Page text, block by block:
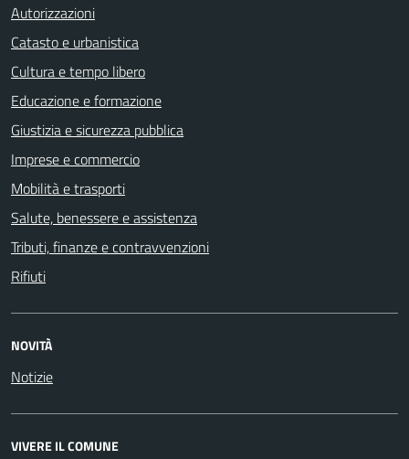
Autorizzazioni
Catasto e urbanistica
Cultura e tempo libero
Educazione e formazione
Giustizia e sicurezza pubblica
Imprese e commercio
Mobilità e trasporti
Salute, benessere e assistenza
Tributi, finanze e contravvenzioni
Rifiuti
NOVITÀ
Notizie
VIVERE IL COMUNE